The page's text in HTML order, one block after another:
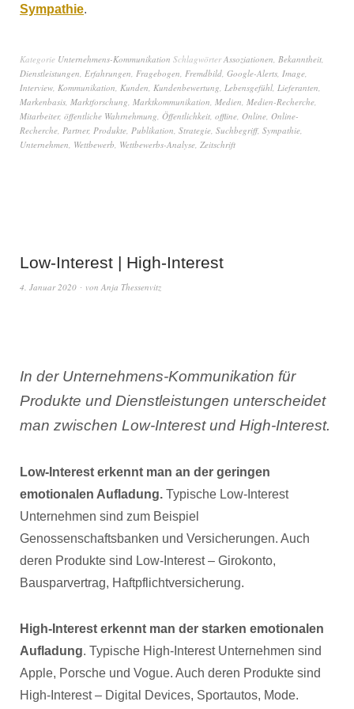
Sympathie.
Kategorie Unternehmens-Kommunikation SchlagwörterAssoziationen, Bekanntheit,
Dienstleistungen, Erfahrungen, Fragebogen, Fremdbild, Google-Alerts, Image,
Interview, Kommunikation, Kunden, Kundenbewertung, Lebensgefühl, Lieferanten,
Markenbasis, Marktforschung, Marktkommunikation, Medien, Medien-Recherche,
Mitarbeiter, öffentliche Wahrnehmung, Öffentlichkeit, offline, Online, Online-
Recherche, Partner, Produkte, Publikation, Strategie, Suchbegriff, Sympathie,
Unternehmen, Wettbewerb, Wettbewerbs-Analyse, Zeitschrift
Low-Interest | High-Interest
4. Januar 2020 von Anja Thessenvitz
In der Unternehmens-Kommunikation für
Produkte und Dienstleistungen unterscheidet
man zwischen Low-Interest und High-Interest.
Low-Interest erkennt man an der geringen
emotionalen Aufladung. Typische Low-Interest
Unternehmen sind zum Beispiel
Genossenschaftsbanken und Versicherungen. Auch
deren Produkte sind Low-Interest – Girokonto,
Bausparvertrag, Haftpflichtversicherung.
High-Interest erkennt man der starken emotionalen
Aufladung. Typische High-Interest Unternehmen sind
Apple, Porsche und Vogue. Auch deren Produkte sind
High-Interest – Digital Devices, Sportautos, Mode.